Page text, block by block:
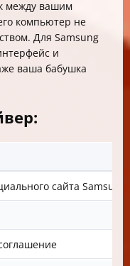
между вашим
компьютер не
Для Samsung
и
ваша бабушка
сайта Samsung